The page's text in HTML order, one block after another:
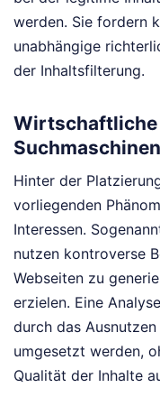
werden. Sie fordern
unabhängige
der Inhaltsfilterung.
Wirtschaftliche
Hinter der
vorliegenden
Interessen.
nutzen kontroverse
Webseiten zu
erzielen. Eine
durch das
umgesetzt werden,
Qualität der Inhalte